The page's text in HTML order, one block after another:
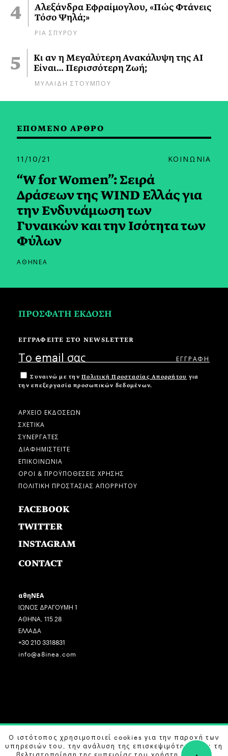
Αλεξάνδρα Εφραίμογλου, «Πώς Φτάνεις
Τόσο Ψηλά;»
ΡΙΑ ΣΠΥΡΟΥ
Κι αν η Μεγαλύτερη Ανακάλυψη της AI
Είναι… Περισσότερη Ζωή;
ΜΥΛΑΙΔΗ ΣΤΟΥΜΠΟΥ
ΕΠΟΜΕΝΟ ΑΡΘΡΟ
11/10/21 ΚΟΙΝΩΝΙΑ
“W for Women”: Σειρά
Δράσεων της WIND Ελλάς για
την Ενδυνάμωση των
Γυναικών και την Ισότητα των
Φύλων
ΑΘΗΝΕΑ
ΠΡΟΣΦΑΤΗ ΕΚΔΟΣΗ
ΕΓΓΡΑΦΕΙΤΕ ΣΤΟ NEWSLETTER
Συναινώ με την Πολιτική Προστασίας Απορρήτου για
την επεξεργασία προσωπικών δεδομένων.
ΑΡΧΕΙΟ ΕΚΔΟΣΕΩΝ
ΣΧΕΤΙΚΑ
ΣΥΝΕΡΓΑΤΕΣ
ΔΙΑΦΗΜΙΣΤΕΙΤΕ
ΕΠΙΚΟΙΝΩΝΙΑ
ΟΡΟΙ & ΠΡΟΫΠΟΘΕΣΕΙΣ ΧΡΗΣΗΣ
ΠΟΛΙΤΙΚΗ ΠΡΟΣΤΑΣΙΑΣ ΑΠΟΡΡΗΤΟΥ
FACEBOOK
TWITTER
INSTAGRAM
CONTACT
αθηΝΕΑ
ΙΩΝΟΣ ΔΡΑΓΟΥΜΗ 1
ΑΘΗΝΑ, 115 28
ΕΛΛΑΔΑ
+30 210 3318831
info@a8inea.com
COPYRIGHT © 2026 αθηΝΕΑ, ALL RIGHTS RESERVED.
DESIGN BY G DESIGN STUDIO. DEVELOPED BYB LABS
Ο ιστότοπος χρησιμοποιεί cookies για την παροχή των
υπηρεσιών του, την ανάλυση της επισκεψιμότητας και τη
βελτιστοποίηση της εμπειρίας του χρήστη. Μάθετε